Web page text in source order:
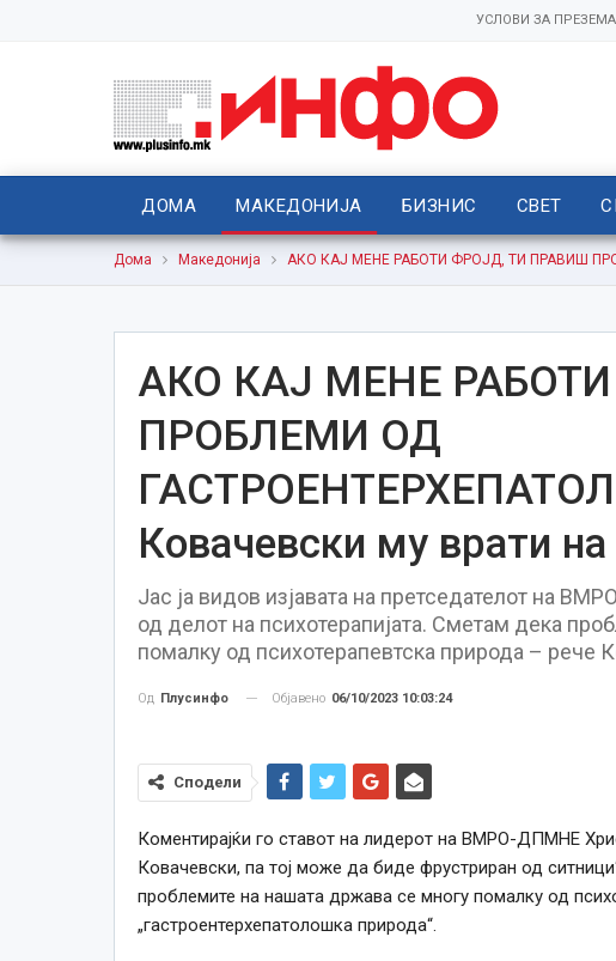
УСЛОВИ ЗА
ДОМА МАКЕДОНИЈА БИЗНИС СВЕТ
Дома Македонија АКО КАЈ МЕНЕ РАБОТИ ФРОЈД, ТИ ПРАВИШ
АКО КАЈ МЕНЕ
ПРОБЛЕМИ ОД
Ковачевски му врати
Јас ја видов изјавата на претседателот на
од делот на психотерапијата. Сметам дека
помалку од психотерапевтска природа – рече
Од Плусинфо Објавено 06/10/2023 10:03:24
Сподели
Коментирајќи го ставот на лидерот на ВМРО-ДПМНЕ
Ковачевски, па тој може да биде фрустриран од
проблемите на нашата држава се многу помалку од
„гастроентерхепатолошка природа“.